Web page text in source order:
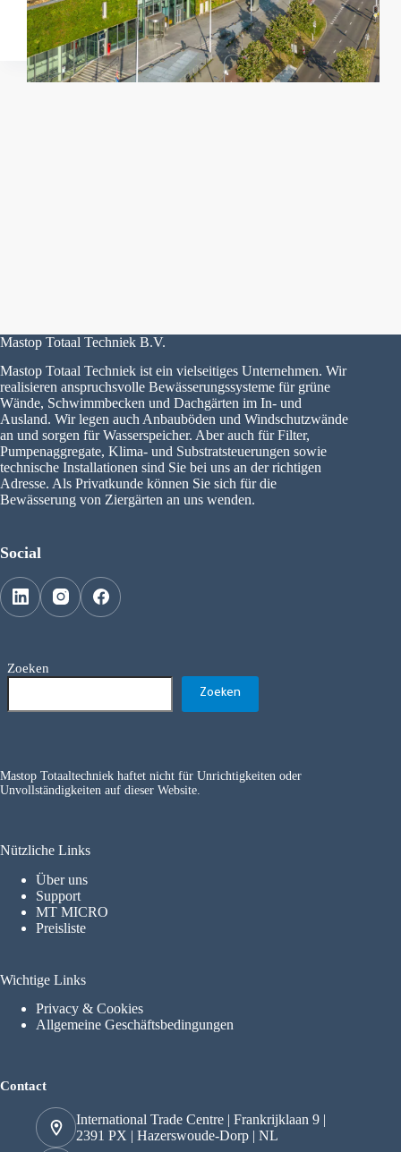
Mastop Totaal Techniek B.V.
Mastop Totaal Techniek ist ein vielseitiges Unternehmen. Wir
realisieren anspruchsvolle Bewässerungssysteme für grüne
Wände, Schwimmbecken und Dachgärten im In- und
Ausland. Wir legen auch Anbauböden und Windschutzwände
an und sorgen für Wasserspeicher. Aber auch für Filter,
Pumpenaggregate, Klima- und Substratsteuerungen sowie
technische Installationen sind Sie bei uns an der richtigen
Adresse. Als Privatkunde können Sie sich für die
Bewässerung von Ziergärten an uns wenden.
Social
Zoeken
Zoeken
Mastop Totaaltechniek haftet nicht für Unrichtigkeiten oder
Unvollständigkeiten auf dieser Website.
Nützliche Links
Über uns
Support
MT MICRO
Preisliste
Wichtige Links
Privacy & Cookies
Allgemeine Geschäftsbedingungen
Contact
International Trade Centre | Frankrijklaan 9 |
2391 PX | Hazerswoude-Dorp | NL